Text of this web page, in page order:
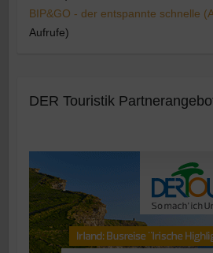
BIP&GO - der entspannte schnelle
Aufrufe)
DER Touristik